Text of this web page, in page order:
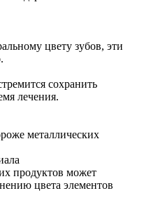
цвету зубов, эти
сохранить
лечения.
металлических
продуктов может
цвета элементов